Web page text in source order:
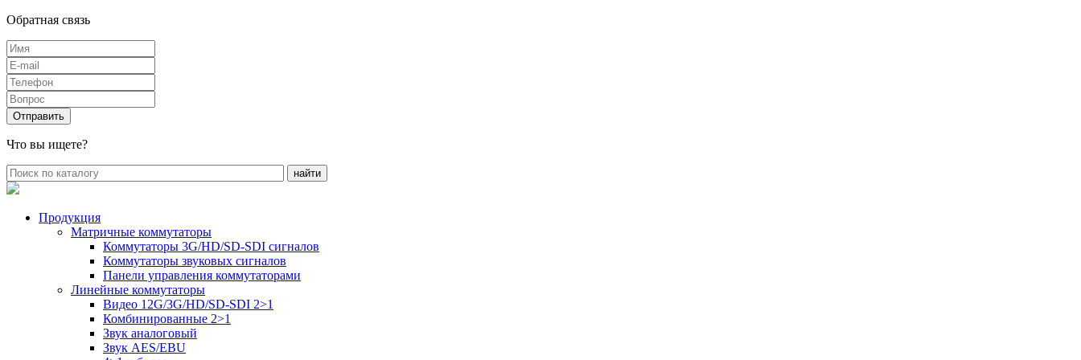
Обратная связь
Что вы ищете?
Продукция
Матричные коммутаторы
Коммутаторы 3G/HD/SD-SDI сигналов
Коммутаторы звуковых сигналов
Панели управления коммутаторами
Линейные коммутаторы
Видео 12G/3G/HD/SD-SDI 2>1
Комбинированные 2>1
Звук аналоговый
Звук AES/EBU